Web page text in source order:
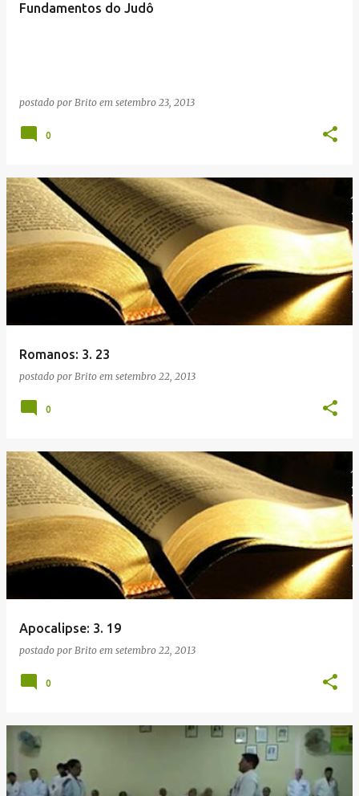
Fundamentos do Judô
postado por Brito em setembro 23, 2013
0
Romanos: 3. 23
postado por Brito em setembro 22, 2013
0
Apocalipse: 3. 19
postado por Brito em setembro 22, 2013
0